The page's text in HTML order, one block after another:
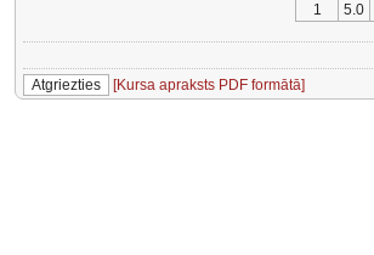
1
5.0
[Kursa apraksts PDF formātā]